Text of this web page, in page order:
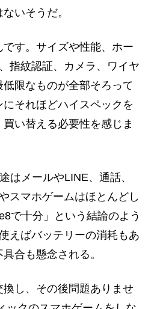
いそうだ。
です。サイズや性能、ホー
指紋認証、カメラ、ワイヤ
限なものが全部そろって
それほどハイスペックを
い替える必要性を感じま
はメールやLINE、通話、
スマホゲームはほとんどし
で十分」という結論のよう
えばバッテリーの消耗もあ
合も懸念される。
換し、その後問題ありませ